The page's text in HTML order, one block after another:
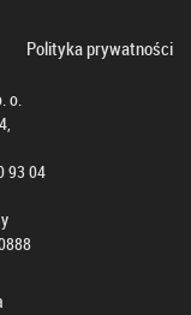
Polityka prywatności
o.
93 04